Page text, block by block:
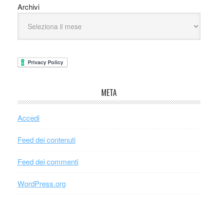
Archivi
META
Accedi
Feed dei contenuti
Feed dei commenti
WordPress.org